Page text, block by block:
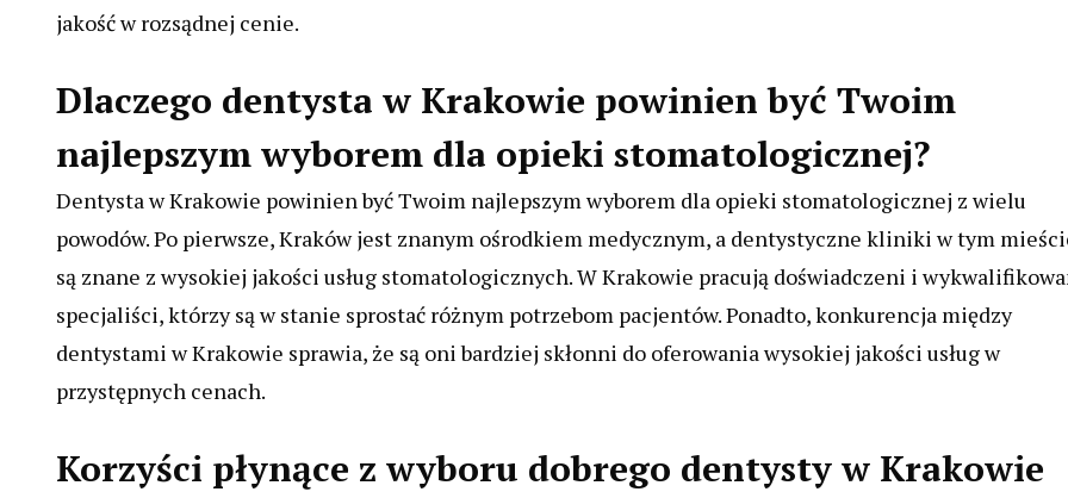
jakość w rozsądnej cenie.
Dlaczego dentysta w Krakowie powinien być Twoim
najlepszym wyborem dla opieki stomatologicznej?
Dentysta w Krakowie powinien być Twoim najlepszym wyborem dla opieki stomatologicznej z wielu
powodów. Po pierwsze, Kraków jest znanym ośrodkiem medycznym, a dentystyczne kliniki w tym
są znane z wysokiej jakości usług stomatologicznych. W Krakowie pracują doświadczeni i
specjaliści, którzy są w stanie sprostać różnym potrzebom pacjentów. Ponadto, konkurencja między
dentystami w Krakowie sprawia, że ​​są oni bardziej skłonni do oferowania wysokiej jakości usług w
przystępnych cenach.
Korzyści płynące z wyboru dobrego dentysty w Krakowie